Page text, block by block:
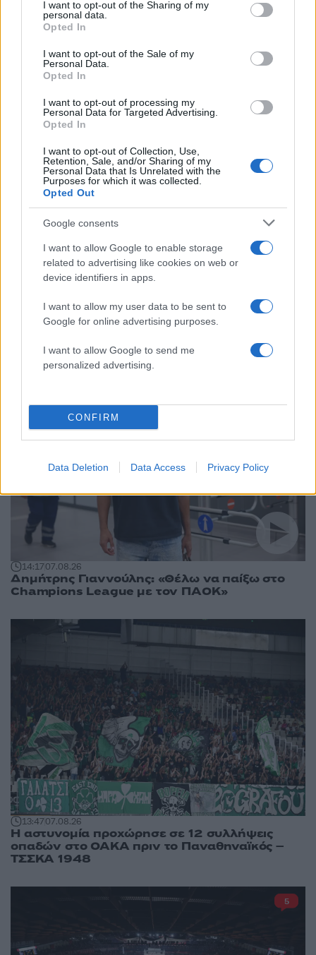
not limited to your visit or usage behaviour. You may click to
grant or deny consent to Google and its third-party tags to
use your data for below specified purposes in below Google
consent section.
I want to opt-out of the Sharing of my
personal data.
Opted In
I want to opt-out of the Sale of my
Personal Data.
Opted In
I want to opt-out of processing my
Personal Data for Targeted Advertising.
Opted In
I want to opt-out of Collection, Use,
Retention, Sale, and/or Sharing of my
Personal Data that Is Unrelated with the
Purposes for which it was collected.
Opted Out
Google consents
I want to allow Google to enable storage
related to advertising like cookies on web or
device identifiers in apps.
I want to allow my user data to be sent to
Google for online advertising purposes.
I want to allow Google to send me
personalized advertising.
CONFIRM
Data Deletion Data Access Privacy Policy
είσοδος της Meridiam στην GSI
Έφυγαν οι συνεργάτες, μένει η Μαρία
Καρυστιανού - Η επόμενη μέρα για την
«Ελπίδα για τη Δημοκρατία»
Canadair 515: Οι πρώτες εικόνες από την
επιχειρεί και τη νύχτα στα μέτωπα της
φωτιάς
πρώην στελέχη κατά Καρυστιανού: «Δεν
αποχωρήσαμε για καρέκλες», αιχμές για
«συγκεντρωτικό μοντέλο»
Marfin: Η 46χρονη πήρε προθεσμία για
να απολογηθεί την Τρίτη – «Είναι αθώα,
συμμετείχε στη διαδήλωση όπως και
Αθλητικά:
Περισσότερα άρθρα
14:1707.08.26
Δημήτρης Γιαννούλης: «Θέλω να παίξω στο
Champions League με τον ΠΑΟΚ»
13:4707.08.26
Η αστυνομία προχώρησε σε 12 συλλήψεις
οπαδών στο ΟΑΚΑ πριν το Παναθηναϊκός –
ΤΣΣΚΑ 1948
5